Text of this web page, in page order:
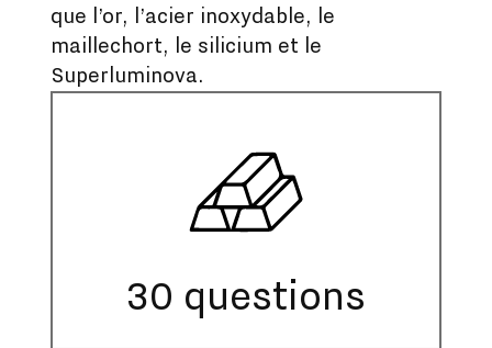
que l’or, l’acier inoxydable, le
maillechort, le silicium et le
Superluminova.
30 questions